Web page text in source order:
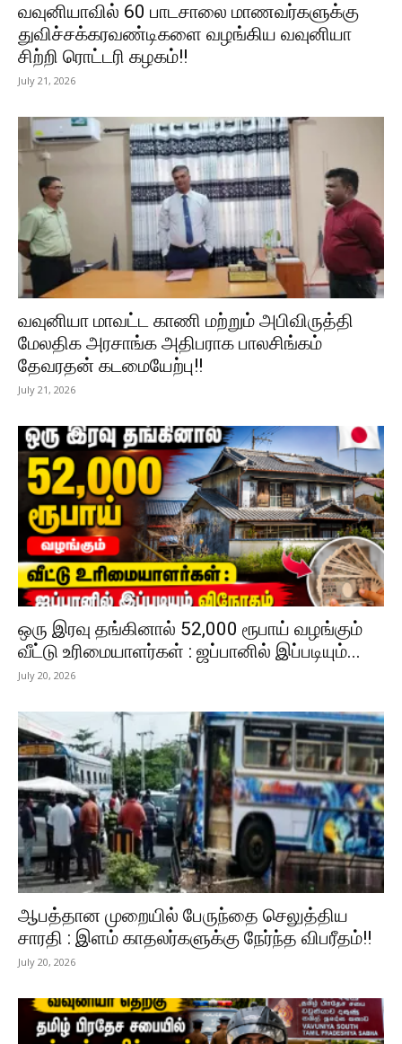
வவுனியாவில் 60 பாடசாலை மாணவர்களுக்கு
துவிச்சக்கரவண்டிகளை வழங்கிய வவுனியா
சிற்றி ரொட்டரி கழகம்!!
July 21, 2026
வவுனியா மாவட்ட காணி மற்றும் அபிவிருத்தி
மேலதிக அரசாங்க அதிபராக பாலசிங்கம்
தேவரதன் கடமையேற்பு!!
July 21, 2026
ஒரு இரவு தங்கினால் 52,000 ரூபாய் வழங்கும்
வீட்டு உரிமையாளர்கள் : ஜப்பானில் இப்படியும்...
July 20, 2026
ஆபத்தான முறையில் பேருந்தை செலுத்திய
சாரதி : இளம் காதலர்களுக்கு நேர்ந்த விபரீதம்!!
July 20, 2026